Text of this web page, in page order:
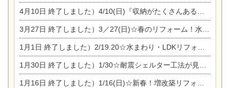
4月10日 終了しました）4/10(日)『収納がたくさんあるおうち現場見学会』
3月27日 終了しました）3／27(日)☆春のリフォーム！水まわりLDKリフォーム相談会&今がチャンス！エアコン相談会
1月1日 終了しました）2/19.20☆水まわり・LDKリフォーム相談会＆エアコン相談会
1月30日 終了しました）1/30☆耐震シェルター工法が見れる完成見学会
1月16日 終了しました）1/16(日)☆新春！増改築リフォーム&家の修理まつり